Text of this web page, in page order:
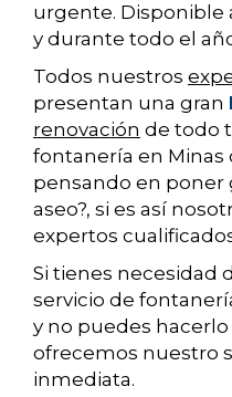
urgente. Disponible
y durante todo el
Todos nuestros
presentan una gran
renovación de todo
fontanería en Minas
pensando en poner
aseo?, si es así
expertos
Si tienes necesidad
servicio de
y no puedes
ofrecemos nuestro
inmediata.